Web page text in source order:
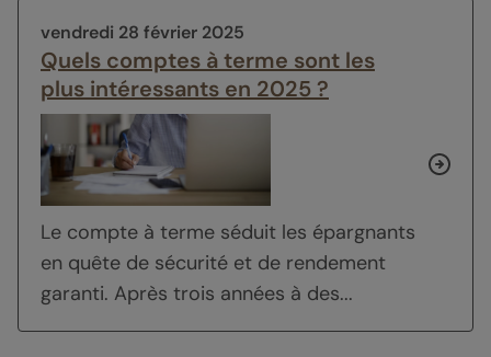
vendredi 28 février 2025
Quels comptes à terme sont les
plus intéressants en 2025 ?
Le compte à terme séduit les épargnants
en quête de sécurité et de rendement
garanti. Après trois années à des...